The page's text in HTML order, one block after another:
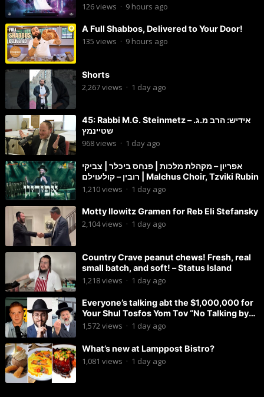
126views · 9 hours ago
A Full Shabbos, Delivered to Your Door!
135 views · 9 hours ago
Shorts
2,267views · 1 day ago
45: Rabbi M.G. Steinmetz – אידיש: הרב מ.ג.
שטיינמץ
968views · 1 day ago
אפריון – מקהלת מלכות | פנחס ביכלר | צביקי
רובין – קולעוילם | Malchus Choir, Tzviki Rubin
1,210views · 1 day ago
Motty Ilowitz Gramen for Reb Eli Stefansky
2,104views · 1 day ago
Country Crave peanut chews! Fresh, real
small batch, and soft! – Status Island
1,218views · 1 day ago
Everyone’s talking abt the $1,000,000 for
Your Shul Tosfos Yom Tov “No Talking by
Davening” movement
1,572views · 1 day ago
What’s new at Lamppost Bistro?
1,081 views · 1 day ago